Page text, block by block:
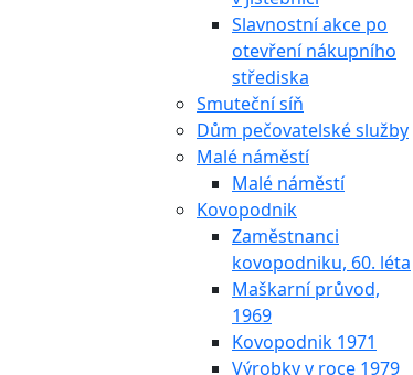
Slavnostní akce po
otevření nákupního
střediska
Smuteční síň
Dům pečovatelské služby
Malé náměstí
Malé náměstí
Kovopodnik
Zaměstnanci
kovopodniku, 60. léta
Maškarní průvod,
1969
Kovopodnik 1971
Výrobky v roce 1979